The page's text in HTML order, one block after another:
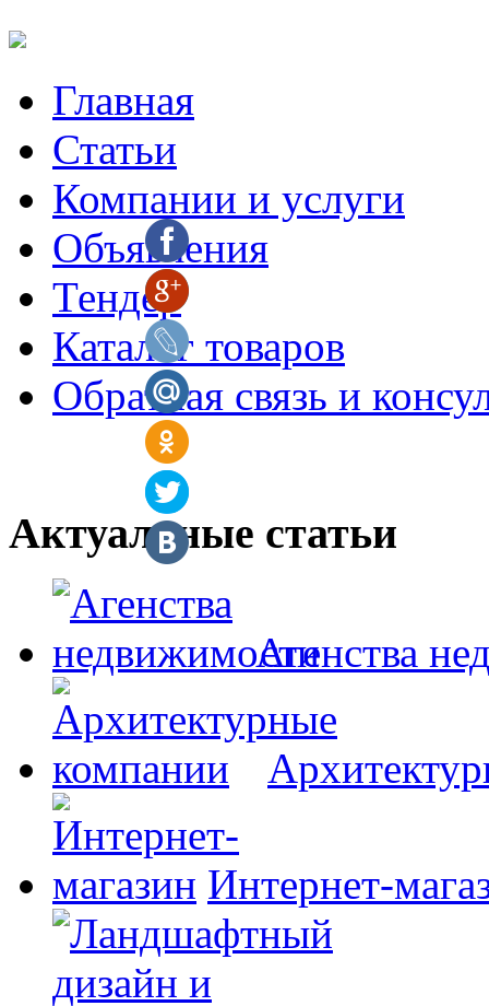
Главная
Статьи
Компании и услуги
Объявления
Тендер
Каталог товаров
Обратная связь и
Актуальные статьи
Агенства
Интернет-